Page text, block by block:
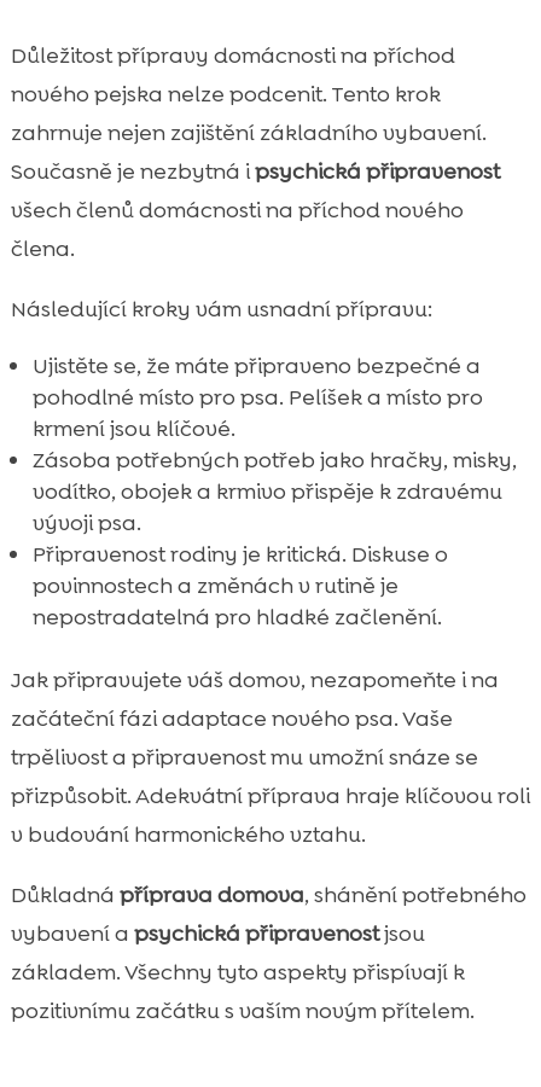
Důležitost přípravy domácnosti na příchod
nového pejska nelze podcenit. Tento krok
zahrnuje nejen zajištění základního vybavení.
Současně je nezbytná ipsychická připravenost
všech členů domácnosti na příchod nového
člena.
Následující kroky vám usnadní přípravu:
Ujistěte se, že máte připraveno bezpečné a
pohodlné místo pro psa. Pelíšek a místo pro
krmení jsou klíčové.
Zásoba potřebných potřeb jako hračky, misky,
vodítko, obojek a krmivo přispěje k zdravému
vývoji psa.
Připravenost rodiny je kritická. Diskuse o
povinnostech a změnách v rutině je
nepostradatelná pro hladké začlenění.
Jak připravujete váš domov, nezapomeňte i na
začáteční fázi adaptace nového psa. Vaše
trpělivost a připravenost mu umožní snáze se
přizpůsobit. Adekvátní příprava hraje klíčovou roli
v budování harmonického vztahu.
Důkladná příprava domova, shánění potřebného
vybavení a psychická připravenostjsou
základem. Všechny tyto aspekty přispívají k
pozitivnímu začátku s vaším novým přítelem.